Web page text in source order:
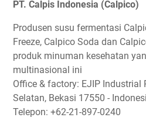
PT. Calpis Indonesia (Calpico)
Produsen susu fermentasi
Freeze, Calpico Soda dan
produk minuman kesehatan
multinasional ini
Office & factory: EJIP Industrial
Selatan, Bekasi 17550 -
Telepon: +62-21-897-0240